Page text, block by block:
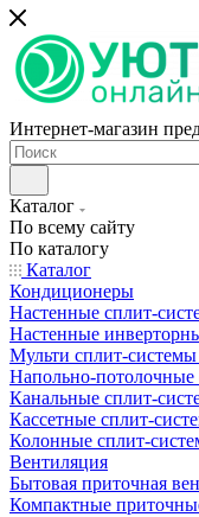
Интернет-магазин
Каталог
По всему сайту
По каталогу
Каталог
Кондиционеры
Настенные сплит-
Настенные
Мульти сплит-
Напольно-потолочные
Канальные сплит-
Кассетные сплит-
Колонные сплит-
Вентиляция
Бытовая приточная
Компактные